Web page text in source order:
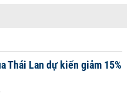
Thái Lan dự kiến giảm 15%